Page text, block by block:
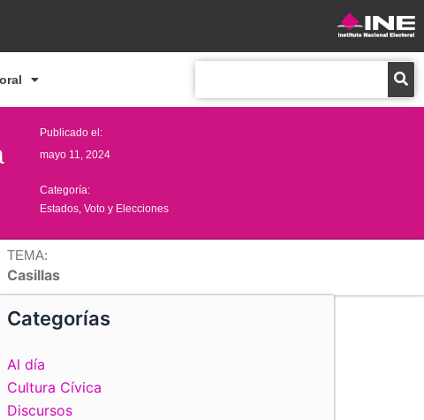
Publicado el:
mayo 11, 2024
Categoría:
Estados ,Voto y Elecciones
TEMA:
Casillas
Categorías
Al día
Cultura Cívica
Discursos